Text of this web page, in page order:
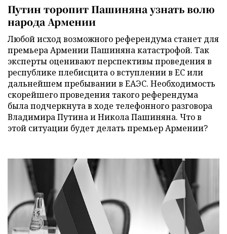
Путин торопит Пашиняна узнать волю
народа Армении
Любой исход возможного референдума станет для
премьера Армении Пашиняна катастрофой. Так
эксперты оценивают перспективы проведения в
республике плебисцита о вступлении в ЕС или
дальнейшем пребывании в ЕАЭС. Необходимость
скорейшего проведения такого референдума
была подчеркнута в ходе телефонного разговора
Владимира Путина и Никола Пашиняна. Что в
этой ситуации будет делать премьер Армении?